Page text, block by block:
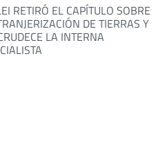
RETIRÓ EL CAPÍTULO SOBRE
DE TIERRAS Y
LA INTERNA